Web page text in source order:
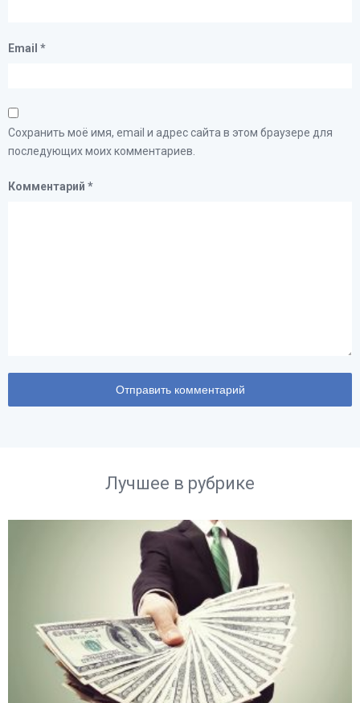
Email *
Сохранить моё имя, email и адрес сайта в этом браузере для
последующих моих комментариев.
Комментарий *
Лучшее в рубрике